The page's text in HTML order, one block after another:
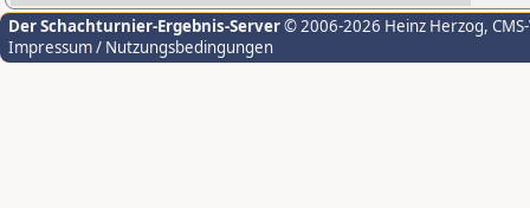
Der Schachturnier-Ergebnis-Server© 2006-2026 Heinz Herzog,
Impressum / Nutzungsbedingungen